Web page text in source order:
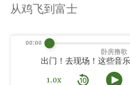
从鸡飞到富士
卧房撸歌
出门！去现场！这些音
1.0x
00:00